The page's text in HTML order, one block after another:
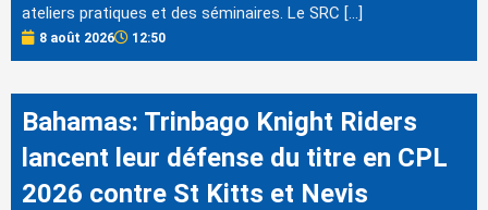
ateliers pratiques et des séminaires. Le SRC […]
8 août 2026 12:50
Bahamas: Trinbago Knight Riders
lancent leur défense du titre en CPL
2026 contre St Kitts et Nevis